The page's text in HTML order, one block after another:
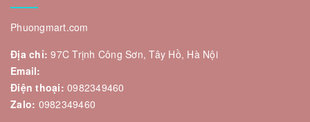
Phuongmart.com
Địa chỉ: 97C Trịnh Công Sơn, Tây Hồ, Hà Nội
Email:
Điện thoại: 0982349460
Zalo: 0982349460